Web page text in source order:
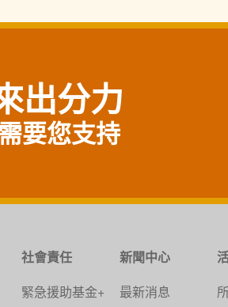
出分力
要您支持
社會責任
緊急援助基金+
新聞中心
最新消息